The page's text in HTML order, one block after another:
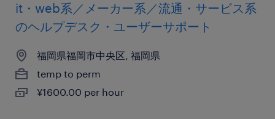
it・web系／メーカー系／流通・サービス系
のヘルプデスク・ユーザーサポート
福岡県福岡市中央区, 福岡県
temp to perm
¥1600.00 per hour